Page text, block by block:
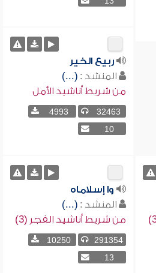
ربيع الخير
المنشد : (...)
من شريط أناشيد الأمل
32463
4993
10
وا إسلاماه
المنشد : (...)
من شريط أناشيد الفجر (3)
291354
10250
13